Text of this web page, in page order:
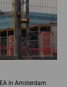
in Amsterdam